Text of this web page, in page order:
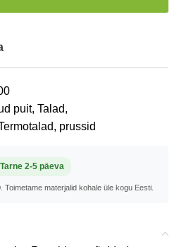
puit, Talad,
prussid
2-5 päeva
Toimetame materjalid kohale üle kogu Eesti.